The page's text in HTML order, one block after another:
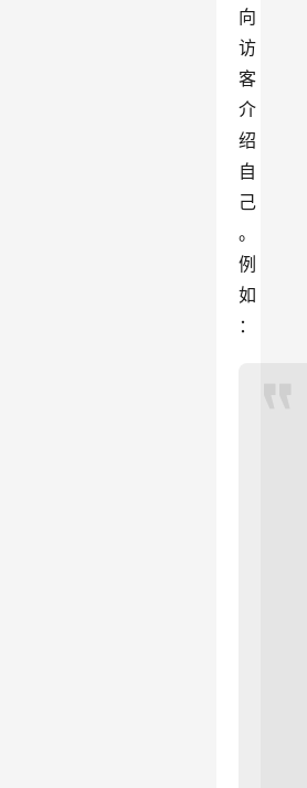
向
访
客
介
绍
自
己
。
例
如
：